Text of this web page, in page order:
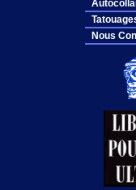
Nous